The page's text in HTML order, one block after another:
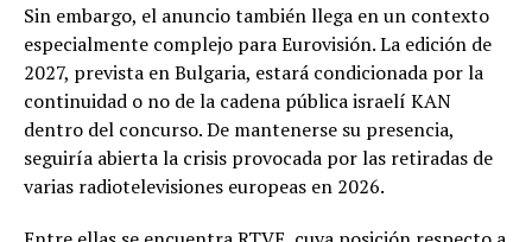
Sin embargo, el anuncio también llega en un contexto
especialmente complejo para Eurovisión. La edición de
2027, prevista en Bulgaria, estará condicionada por la
continuidad o no de la cadena pública israelí KAN
dentro del concurso. De mantenerse su presencia,
seguiría abierta la crisis provocada por las retiradas de
varias radiotelevisiones europeas en 2026.